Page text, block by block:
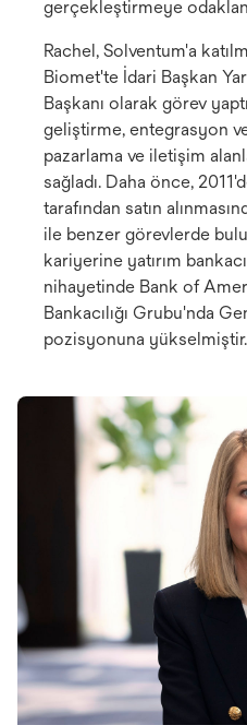
gerçekleştirmeye
Rachel, Solventum'a
Biomet'te İdari Başkan
Başkanı olarak görev
geliştirme, entegrasyon
pazarlama ve iletişim
sağladı. Daha önce,
tarafından satın
ile benzer görevlerde
kariyerine yatırım
nihayetinde Bank of
Bankacılığı Grubu'nda
pozisyonuna yükselmiştir.